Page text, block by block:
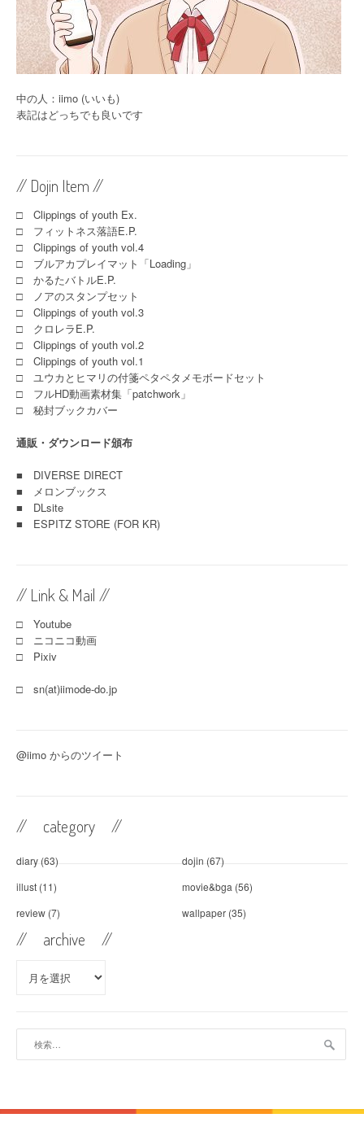
中の人：iimo (いいも)
表記はどっちでも良いです
// Dojin Item //
□ Clippings of youth Ex.
□ フィットネス落語E.P.
□ Clippings of youth vol.4
□ ブルアカプレイマット「Loading」
□ かるたバトルE.P.
□ ノアのスタンプセット
□ Clippings of youth vol.3
□ クロレラE.P.
□ Clippings of youth vol.2
□ Clippings of youth vol.1
□ ユウカとヒマリの付箋ペタペタメモボードセット
□ フルHD動画素材集「patchwork」
□ 秘封ブックカバー
通販・ダウンロード頒布
■ DIVERSE DIRECT
■
メロンブックス
■ DLsite
■ ESPITZ STORE (FOR KR)
// Link & Mail //
□ Youtube
□ ニコニコ動画
□ Pixiv
□ sn(at)iimode-do.jp
@iimo からのツイート
// category //
diary (63) dojin (67)
illust (11) movie&bga (56)
review (7) wallpaper (35)
// archive //
archive //